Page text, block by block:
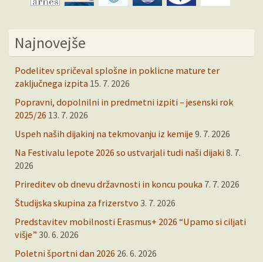
Najnovejše
Podelitev spričeval splošne in poklicne mature ter
zaključnega izpita 15. 7. 2026
Popravni, dopolnilni in predmetni izpiti – jesenski rok
2025/26 13. 7. 2026
Uspeh naših dijakinj na tekmovanju iz kemije 9. 7. 2026
Na Festivalu lepote 2026 so ustvarjali tudi naši dijaki 8. 7.
2026
Prireditev ob dnevu državnosti in koncu pouka 7. 7. 2026
Študijska skupina za frizerstvo 3. 7. 2026
Predstavitev mobilnosti Erasmus+ 2026 “Upamo si ciljati
višje” 30. 6. 2026
Poletni športni dan 2026 26. 6. 2026